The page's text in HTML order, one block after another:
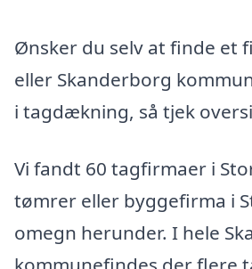
Ønsker du selv at finde et
eller Skanderborg
i tagdækning, så tjek
Vi fandt 60 tagfirmaer i
tømrer eller byggefirma i
omegn herunder. I hele